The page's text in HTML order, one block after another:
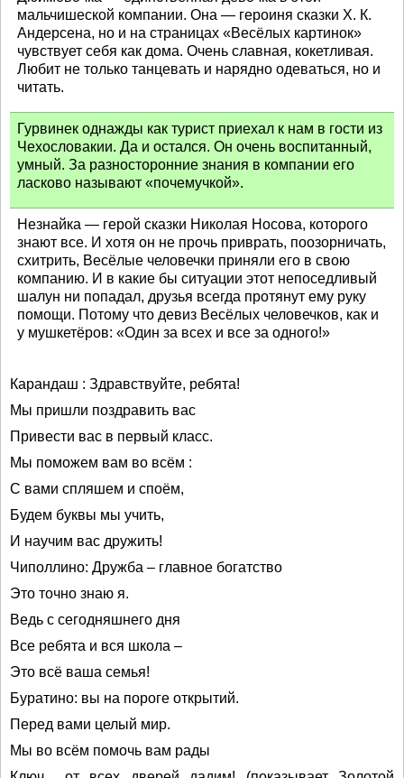
мальчишеской компании. Она — героиня сказки Х. К.
Андерсена, но и на страницах «Весёлых картинок»
чувствует себя как дома. Очень славная, кокетливая.
Любит не только танцевать и нарядно одеваться, но и
читать.
Гурвинек однажды как турист приехал к нам в гости из
Чехословакии. Да и остался. Он очень воспитанный,
умный. За разносторонние знания в компании его
ласково называют «почемучкой».
Незнайка — герой сказки Николая Носова, которого
знают все. И хотя он не прочь приврать, поозорничать,
схитрить, Весёлые человечки приняли его в свою
компанию. И в какие бы ситуации этот непоседливый
шалун ни попадал, друзья всегда протянут ему руку
помощи. Потому что девиз Весёлых человечков, как и
у мушкетёров: «Один за всех и все за одного!»
Карандаш : Здравствуйте, ребята!
Мы пришли поздравить вас
Привести вас в первый класс.
Мы поможем вам во всём :
С вами спляшем и споём,
Будем буквы мы учить,
И научим вас дружить!
Чиполлино: Дружба – главное богатство
Это точно знаю я.
Ведь с сегодняшнего дня
Все ребята и вся школа –
Это всё ваша семья!
Буратино: вы на пороге открытий.
Перед вами целый мир.
Мы во всём помочь вам рады